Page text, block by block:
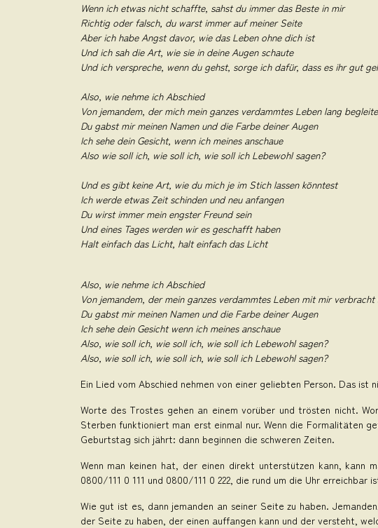
Wenn ich etwas nicht schaffte, sahst du immer das Beste in mir
Richtig oder falsch, du warst immer auf meiner Seite
Aber ich habe Angst davor, wie das Leben ohne dich ist
Und ich sah die Art, wie sie in deine Augen schaute
Und ich verspreche, wenn du gehst, sorge ich dafür, dass es ihr gut
Also, wie nehme ich Abschied
Von jemandem, der mich mein ganzes verdammtes Leben lang
Du gabst mir meinen Namen und die Farbe deiner Augen
Ich sehe dein Gesicht, wenn ich meines anschaue
Also wie soll ich, wie soll ich, wie soll ich Lebewohl sagen?
Und es gibt keine Art, wie du mich je im Stich lassen könntest
Ich werde etwas Zeit schinden und neu anfangen
Du wirst immer mein engster Freund sein
Und eines Tages werden wir es geschafft haben
Halt einfach das Licht, halt einfach das Licht
Also, wie nehme ich Abschied
Von jemandem, der mein ganzes verdammtes Leben mit mir verbracht
Du gabst mir meinen Namen und die Farbe deiner Augen
Ich sehe dein Gesicht wenn ich meines anschaue
Also, wie soll ich, wie soll ich, wie soll ich Lebewohl sagen?
Also, wie soll ich, wie soll ich, wie soll ich Lebewohl sagen?
Ein Lied vom Abschied nehmen von einer geliebten Person. Das ist
Worte des Trostes gehen an einem vorüber und trösten nicht.
Sterben funktioniert man erst einmal nur. Wenn die Formalitäten
Geburtstag sich jährt: dann beginnen die schweren Zeiten.
Wenn man keinen hat, der einen direkt unterstützen kann, kann
0800/111 0 111 und 0800/111 0 222, die rund um die Uhr erreichbar
Wie gut ist es, dann jemanden an seiner Seite zu haben.
der Seite zu haben, der einen auffangen kann und der versteht,